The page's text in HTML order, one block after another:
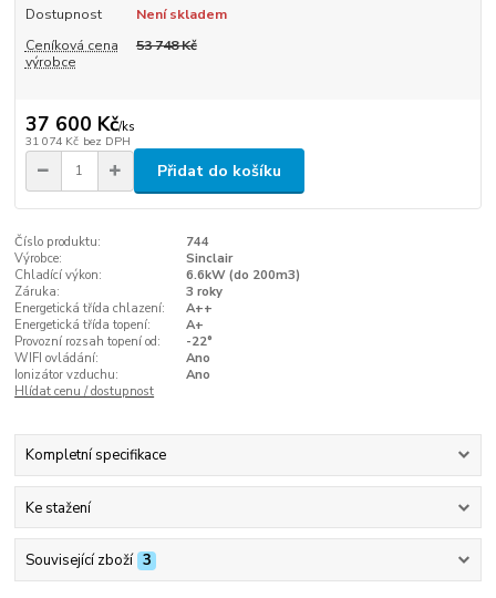
Dostupnost
Není skladem
Ceníková cena
výrobce
53 748 Kč
37 600 Kč/ks
31 074 Kč bez DPH
Přidat do košíku
Číslo produktu:
744
Výrobce:
Sinclair
Chladící výkon:
6.6kW (do 200m3)
Záruka:
3 roky
Energetická třída chlazení:
A++
Energetická třída topení:
A+
Provozní rozsah topení od:
-22°
WIFI ovládání:
Ano
Ionizátor vzduchu:
Ano
Hlídat cenu / dostupnost
Kompletní specifikace
Ke stažení
Související zboží 3